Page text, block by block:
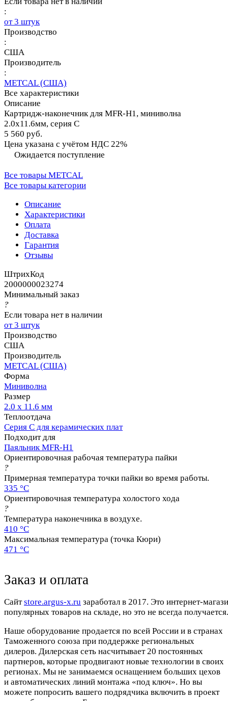
:
от 3 штук
Производство
:
США
Производитель
:
METCAL (США)
Все характеристики
Описание
Картридж-наконечник для MFR-H1, миниволна
2.0х11.6мм, серия C
5 560 руб.
Цена указана с учётом НДС 22%
Ожидается поступление
Все товары METCAL
Все товары категории
Описание
Характеристики
Оплата
Доставка
Гарантия
Отзывы
ШтрихКод
2000000023274
Минимальный заказ
?
Если товара нет в наличии
от 3 штук
Производство
США
Производитель
METCAL (США)
Форма
Миниволна
Размер
2.0 х 11.6 мм
Теплоотдача
Серия C для керамических плат
Подходит для
Паяльник MFR-H1
Ориентировочная рабочая температура пайки
?
Примерная температура точки пайки во время работы.
335 °C
Ориентировочная температура холостого хода
?
Температура наконечника в воздухе.
410 °C
Максимальная температура (точка Кюри)
471 °C
Заказ и оплата
Cайтstore.argus-x.ru заработал в 2017. Это интернет-
популярных товаров на складе, но это не всегда
Наше оборудование продается по всей России и в странах
Таможенного союза при поддержке региональных
дилеров. Дилерская сеть насчитывает 20 постоянных
партнеров, которые продвигают новые технологии в своих
регионах. Мы не занимаемся оснащением больших цехов
и автоматических линий монтажа «под ключ». Но вы
можете попросить вашего подрядчика включить в проект